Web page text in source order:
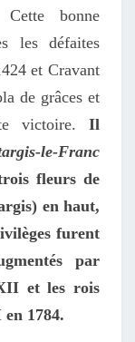
Cette bonne
les défaites
et Cravant
a de grâces et
victoire. Il
le-Franc
fleurs de
en haut,
furent
par
et les rois
1784.